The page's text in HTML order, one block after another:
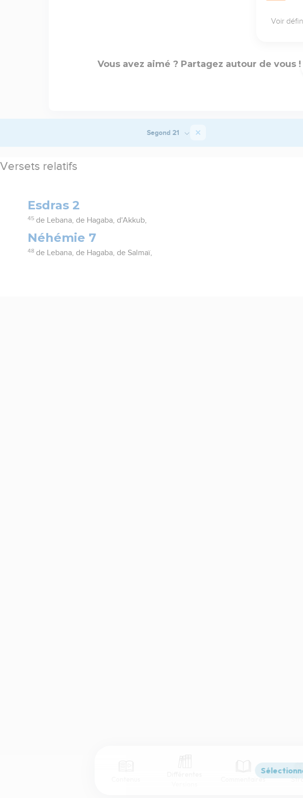
Voir
Vous avez aimé ? Partagez autour de vous !
Commentaires
Segond 21
Versets relatifs
Esdras 2
45 de Lebana, de Hagaba, d'Akkub,
Néhémie 7
48 de Lebana, de Hagaba, de Salmaï,